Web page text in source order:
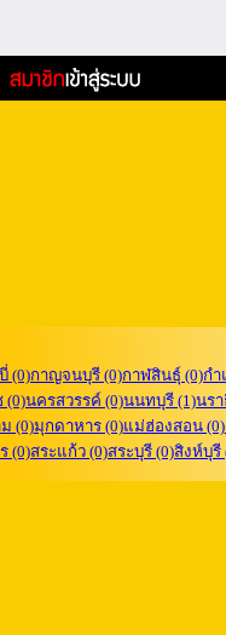
(0)กาญจนบุรี (0)กาฬสินธุ์ (0)กำ
(0)นครสวรรค์ (0)นนทบุรี (1)นรา
(0)มุกดาหาร (0)แม่ฮ่องสอน (0)
(0)สระแก้ว (0)สระบุรี (0)สิงห์บุรี